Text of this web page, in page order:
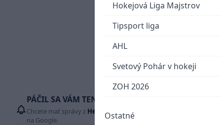
Hokejová Liga Majstrov
Tipsport liga
AHL
Svetový Pohár v hokeji
ZOH 2026
Ostatné
PÁČIL SA VÁM TENTO ČLÁNOK?
Chcete mať správy z Hetrik.sk vždy ako prví? Pridajte si nás
na Google.